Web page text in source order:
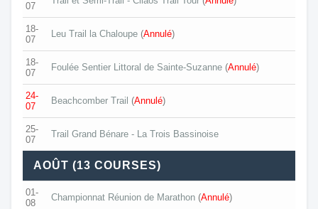
07
18-
07
Leu Trail la Chaloupe (Annulé)
18-
07
Foulée Sentier Littoral de Sainte-Suzanne (Annulé)
24-
07
Beachcomber Trail (Annulé)
25-
07
Trail Grand Bénare - La Trois Bassinoise
AOÛT (13 COURSES)
01-
08
Championnat Réunion de Marathon (Annulé)